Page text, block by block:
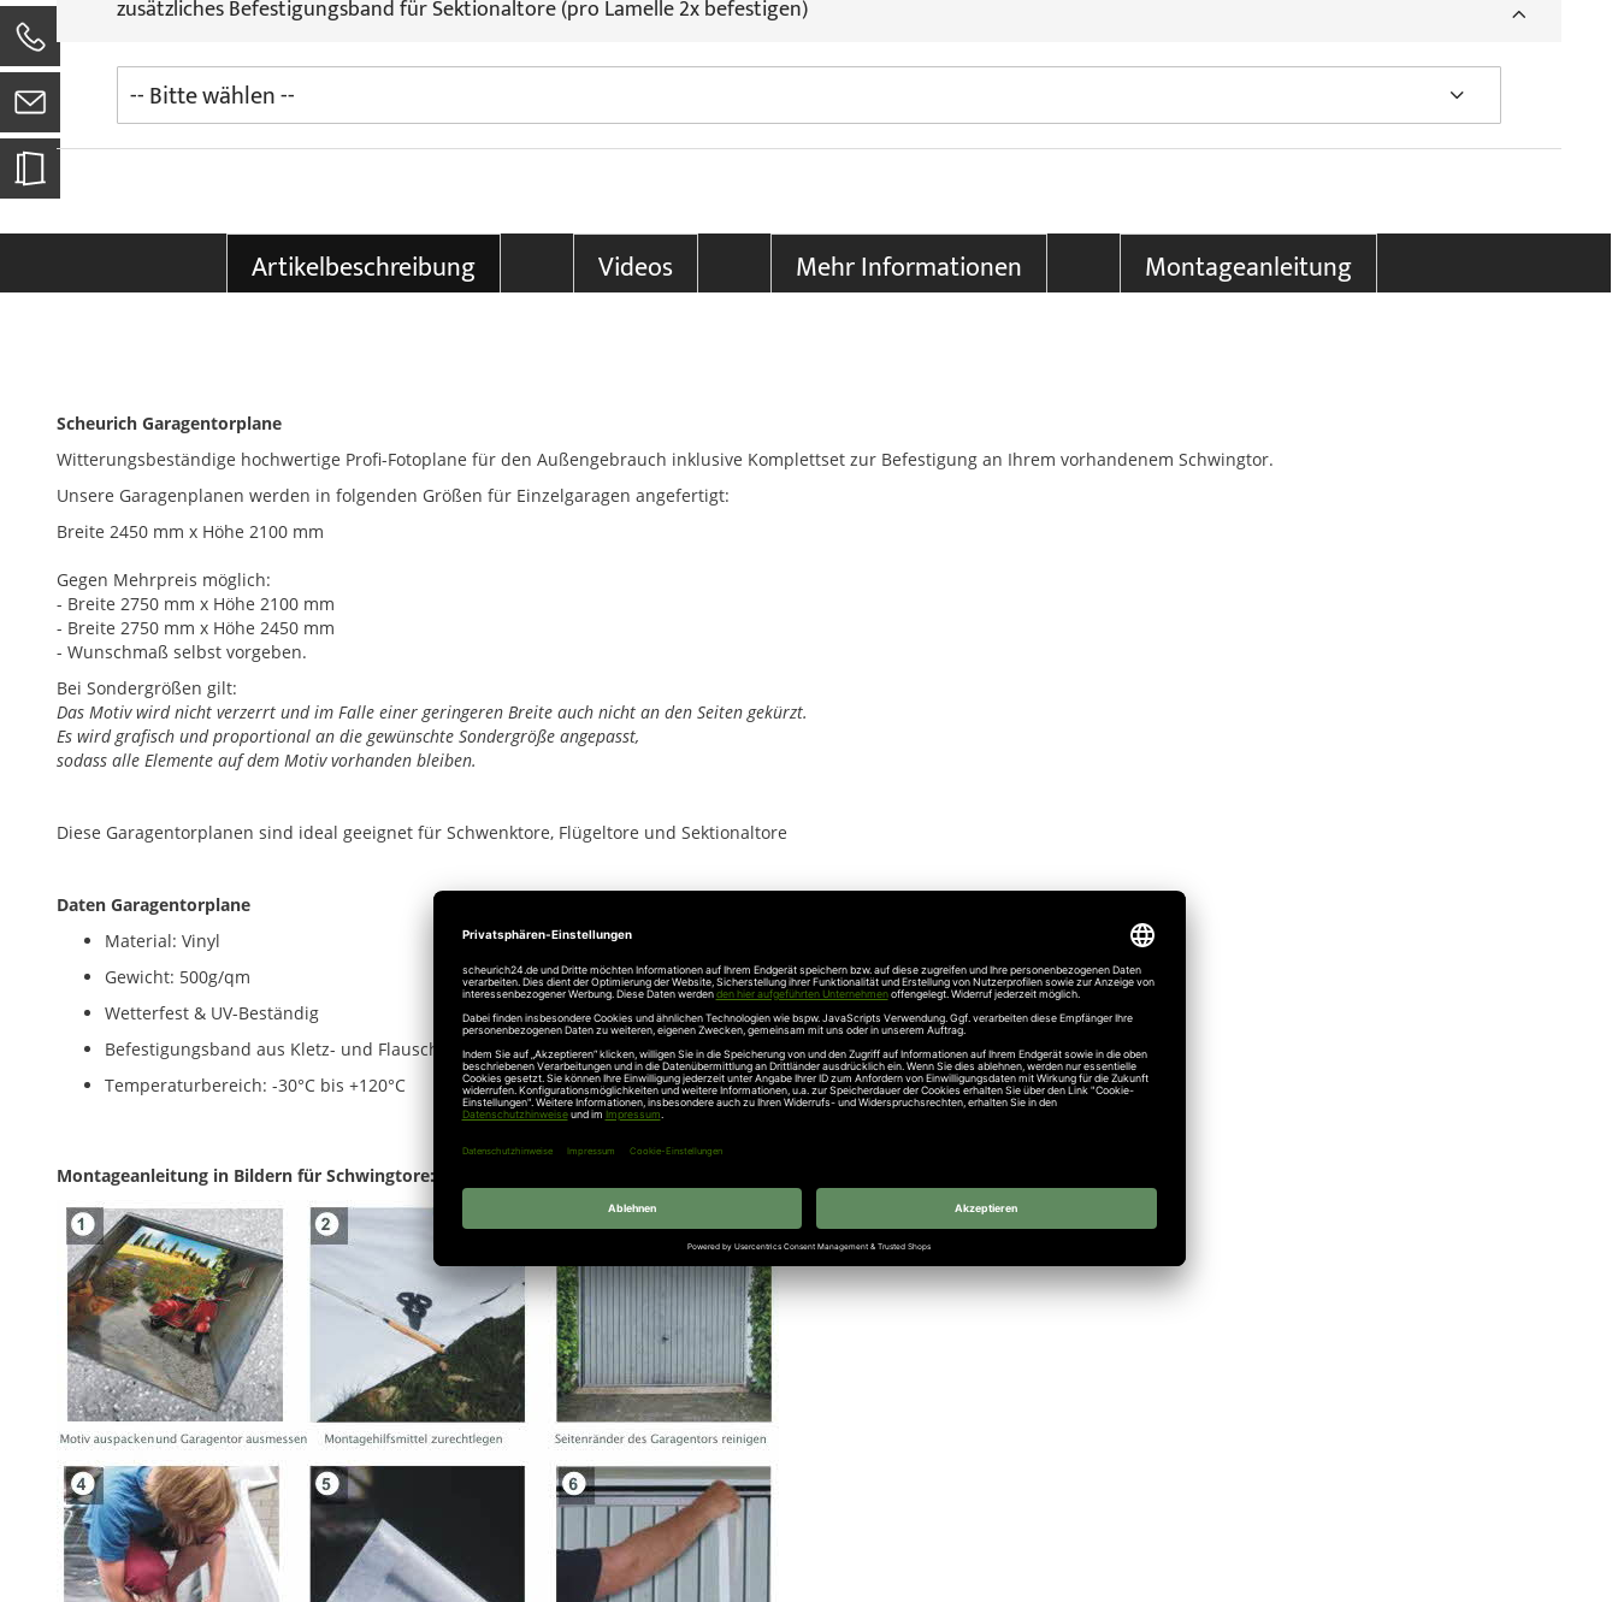
zusätzliches Befestigungsband für Sektionaltore (pro Lamelle 2x befestigen)
Artikelbeschreibung Videos Mehr Informationen Montageanleitung
Scheurich Garagentorplane
Witterungsbeständige hochwertige Profi-Fotoplane für den Außengebrauch inklusive Komplettset zur Befestigung an Ihrem vorhandenem Schwingtor.
Unsere Garagenplanen werden in folgenden Größen für Einzelgaragen angefertigt:
Breite 2450 mm x Höhe 2100 mm
Gegen Mehrpreis möglich:
- Breite 2750 mm x Höhe 2100 mm
- Breite 2750 mm x Höhe 2450 mm
- Wunschmaß selbst vorgeben.
Bei Sondergrößen gilt:
Das Motiv wird nicht verzerrt und im Falle einer geringeren Breite auch nicht an den Seiten gekürzt.
Es wird grafisch und proportional an die gewünschte Sondergröße angepasst,
sodass alle Elemente auf dem Motiv vorhanden bleiben.
Diese Garagentorplanen sind ideal geeignet für Schwenktore, Flügeltore und Sektionaltore
Daten Garagentorplane
Material: Vinyl
Gewicht: 500g/qm
Wetterfest & UV-Beständig
Befestigungsband aus Kletz- und Flauschband
Temperaturbereich: -30°C bis +120°C
Montageanleitung in Bildern für Schwingtore: